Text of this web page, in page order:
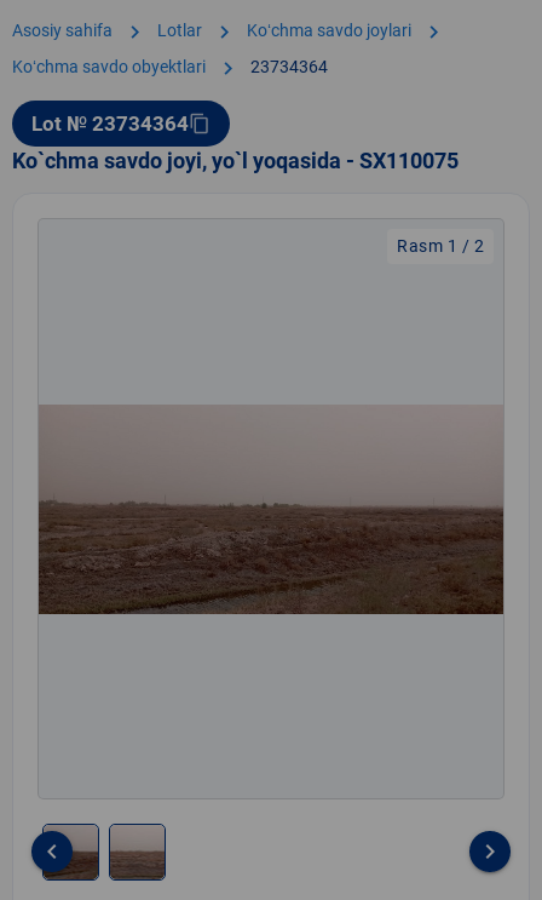
Asosiy sahifa chevron_right Lotlar chevron_right Koʻchma savdo joylari chevron_right
Koʻchma savdo obyektlari chevron_right 23734364
Lot № 23734364content_copy
Ko`chma savdo joyi, yo`l yoqasida - SX110075
Rasm 1 / 2
keyboard_arrow_left keyboard_arrow_right